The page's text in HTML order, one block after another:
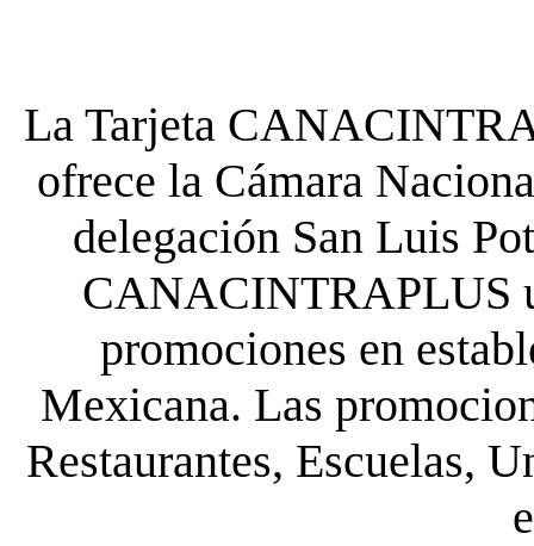
La Tarjeta
ofrece la Cámara
delegación San Luis
CANACINTRAPLUS
promociones en
Mexicana. Las
Restaurantes, Escuelas,